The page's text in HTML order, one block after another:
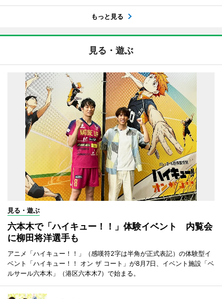
もっと見る
見る・遊ぶ
見る・遊ぶ
六本木で「ハイキュー！！」体験イベント 内覧会
に柳田将洋選手も
アニメ「ハイキュー！！」（感嘆符2字は半角が正式表記）の体験型イ
ベント「ハイキュー！！ オン ザ コート」が8月7日、イベント施設「ベ
ルサール六本木」（港区六本木7）で始まる。